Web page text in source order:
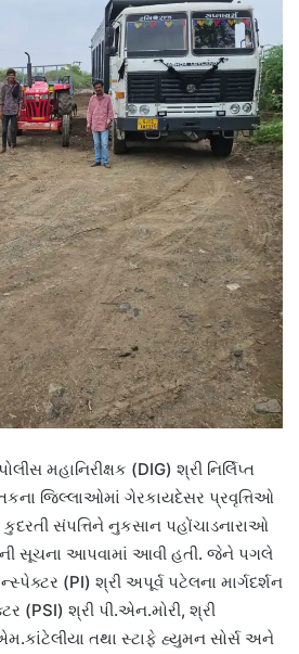
મહાનિરીક્ષક (DIG) શ્રી નિર્લિપ્ત
જિલ્લાઓમાં ગેરકાયદેસર પ્રવૃત્તિઓ
સંપત્તિને નુકસાન પહોંચાડનારાઓ
સૂચના આપવામાં આવી હતી. જેને પગલે
(PI) શ્રી અપૂર્વ પટેલના માર્ગદર્શન
(PSI) શ્રી પી.એન.મોરી, શ્રી
તથા સ્ટાફે હ્યુમન સોર્સ અને